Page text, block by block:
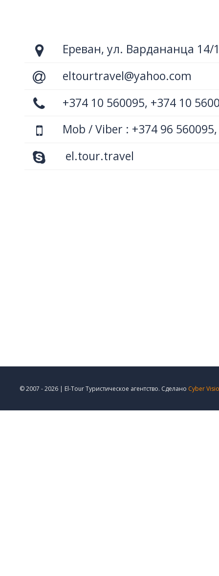
Ереван, ул. Вардананца 14/
eltourtravel@yahoo.com
+374 10 560095, +374 10
Mob / Viber : +374 96
el.tour.travel
© 2007 - 2026 | El-Tour Туристическое агентство. Сделано Cyber